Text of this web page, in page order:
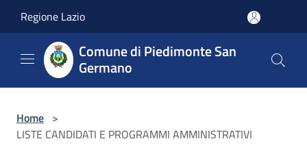
Regione Lazio
Comune di Piedimonte San
Germano
Home >
LISTE CANDIDATI E PROGRAMMI AMMINISTRATIVI